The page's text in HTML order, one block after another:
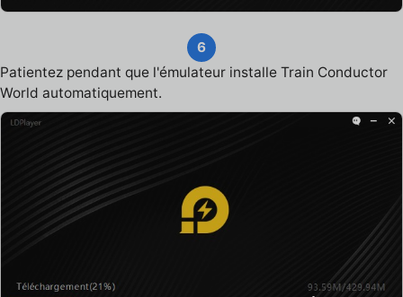
6
Patientez pendant que l'émulateur installe Train Conductor
World automatiquement.